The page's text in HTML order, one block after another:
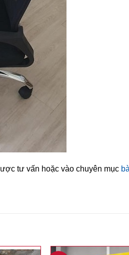
tư vấn hoặc vào chuyên mục